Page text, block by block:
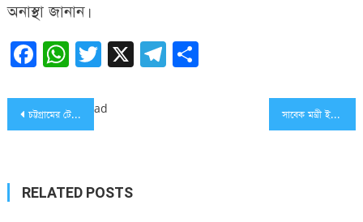
অনাস্থা জানান।
Facebook
WhatsApp
Twitter
X Telegram
Share
Post
চট্টগ্রামের টেকসই উন্নয়নে জাপানের সহযোগিতা চাইলেন মেয়র শাহাদাত সাবেক মন্ত্রী ইঞ্জিনিয়ার মোশাররফ হোসেন মারা গেছেন
ad
RELATED POSTS